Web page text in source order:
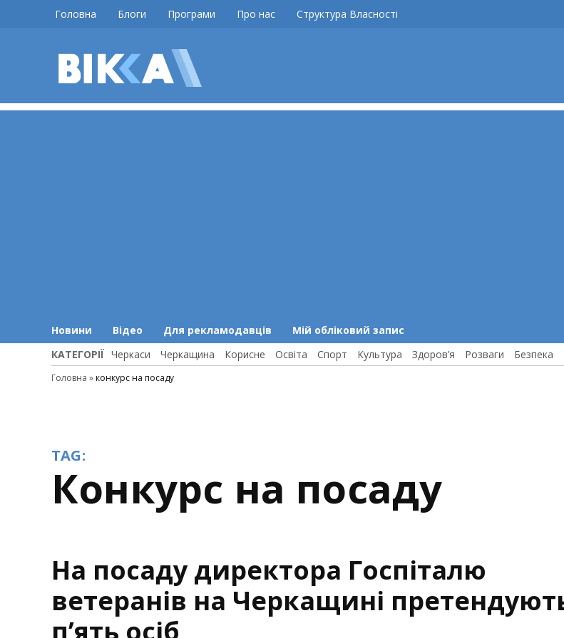
Головна Блоги Програми Про нас Структура Власності
Новини Відео Для рекламодавців Мій обліковий запис
КАТЕГОРІЇ Черкаси Черкащина Корисне Освіта Спорт Культура Здоров’я Розваги Безпека
Головна » конкурс на посаду
TAG:
конкурс на посаду
На посаду директора Госпіталю
ветеранів на Черкащині